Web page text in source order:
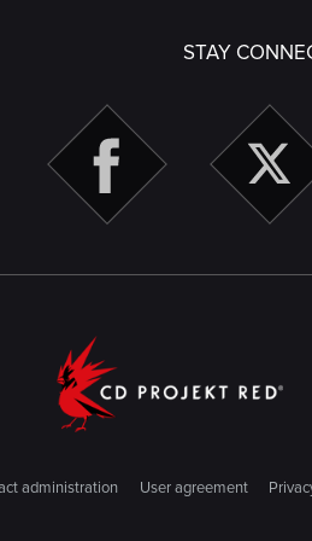
STAY
administration User agreement